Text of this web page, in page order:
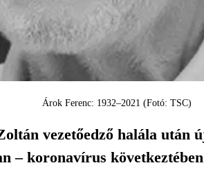
Árok Ferenc: 1932–2021 (Fotó: TSC)
vezetőedző halála után
– koronavírus